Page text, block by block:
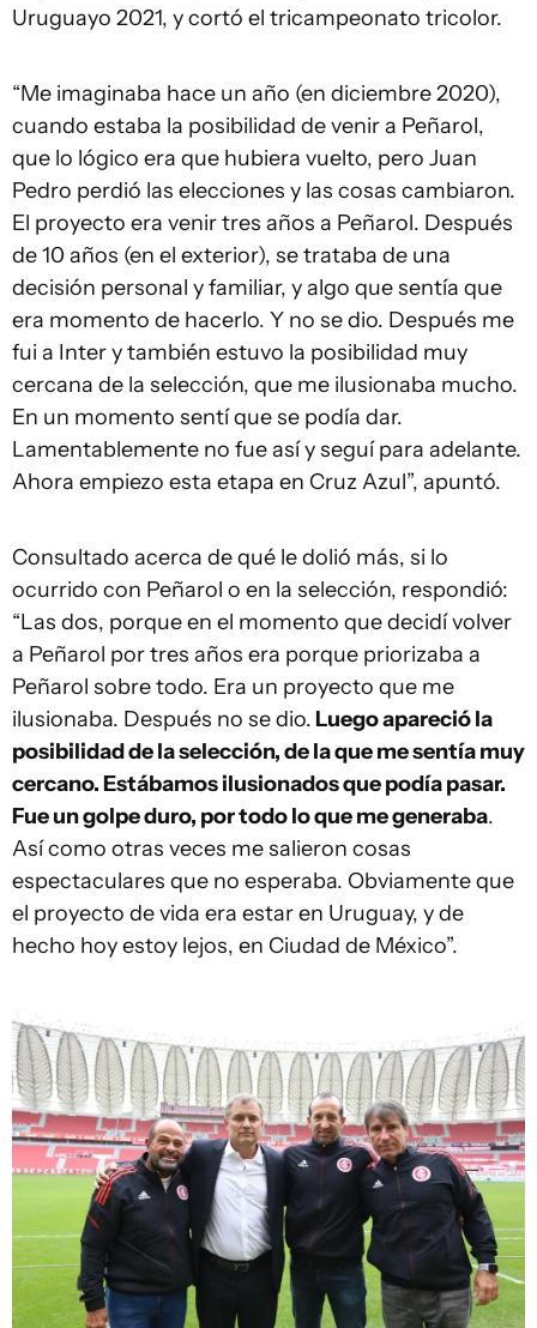
Uruguayo 2021, y cortó el tricampeonato tricolor.
“Me imaginaba hace un año (en diciembre 2020),
cuando estaba la posibilidad de venir a Peñarol,
que lo lógico era que hubiera vuelto, pero Juan
Pedro perdió las elecciones y las cosas cambiaron.
El proyecto era venir tres años a Peñarol. Después
de 10 años (en el exterior), se trataba de una
decisión personal y familiar, y algo que sentía que
era momento de hacerlo. Y no se dio. Después me
fui a Inter y también estuvo la posibilidad muy
cercana de la selección, que me ilusionaba mucho.
En un momento sentí que se podía dar.
Lamentablemente no fue así y seguí para adelante.
Ahora empiezo esta etapa en Cruz Azul”, apuntó.
Consultado acerca de qué le dolió más, si lo
ocurrido con Peñarol o en la selección, respondió:
“Las dos, porque en el momento que decidí volver
a Peñarol por tres años era porque priorizaba a
Peñarol sobre todo. Era un proyecto que me
ilusionaba. Después no se dio. Luego apareció la
posibilidad de la selección, de la que me sentía muy
cercano. Estábamos ilusionados que podía pasar.
Fue un golpe duro, por todo lo que me generaba.
Así como otras veces me salieron cosas
espectaculares que no esperaba. Obviamente que
el proyecto de vida era estar en Uruguay, y de
hecho hoy estoy lejos, en Ciudad de México”.